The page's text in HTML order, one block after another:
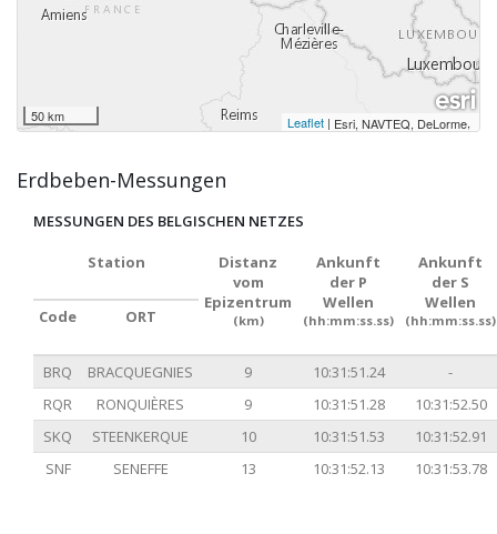
50 km Leaflet | Esri, NAVTEQ, DeLorme,
Erdbeben-Messungen
MESSUNGEN DES BELGISCHEN NETZES
Station
Distanz
vom
Epizentrum
(km)
Ankunft
der P
Wellen
(hh:mm:ss.ss)
Ankunft
der S
Wellen
(hh:mm:ss.ss)
Code ORT
BRQ BRACQUEGNIES 9 10:31:51.24
-
RQR
RONQUIÈRES 9 10:31:51.28
10:31:52.50
SKQ
STEENKERQUE 10 10:31:51.53
10:31:52.91
SNF
SENEFFE 13 10:31:52.13 10:31:53.78